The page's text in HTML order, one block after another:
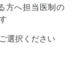
方へ担当医制の
選択ください